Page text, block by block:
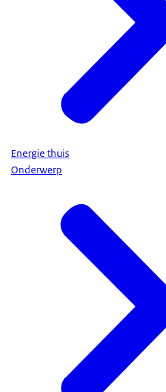
Energie thuis
Onderwerp